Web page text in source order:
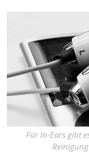
Für In-Ears gibt